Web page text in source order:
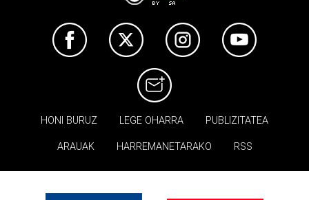
HONI BURUZ LEGE OHARRA PUBLIZITATEA
ARAUAK HARREMANETARAKO RSS